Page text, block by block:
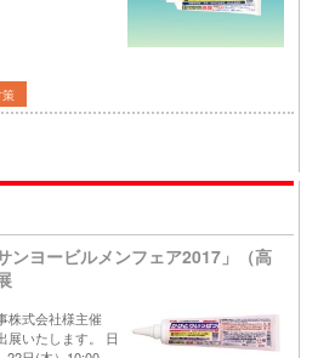
策
ンヨービルメンフェア2017」（高
株式会社様主催
展いたします。 日